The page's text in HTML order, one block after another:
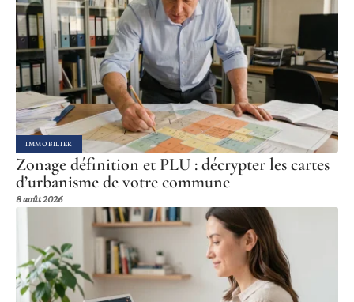
IMMOBILIER
Zonage définition et PLU : décrypter les cartes
d’urbanisme de votre commune
8 août 2026